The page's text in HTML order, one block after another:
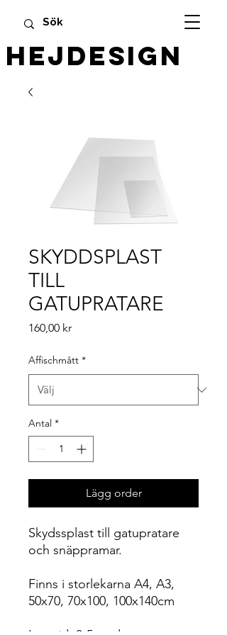
HEJDESIGN
SKYDDSPLAST
TILL
GATUPRATARE
160,00 krPris
Affischmått *
Antal *
Lägg order
Skydssplast till gatupratare
och snäppramar.
Finns i storlekarna A4, A3,
50x70, 70x100, 100x140cm